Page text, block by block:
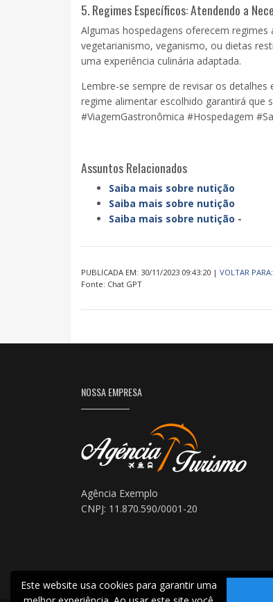
5. Regimes Específicos: Atendendo a
Algumas hospedagens oferecem
vegetarianismo, veganismo, ou dietas
uma experiência culinária adaptada.
Lembre-se sempre de revisar os
regime alimentar escolhido garantirá que
#ViagemGastronômica #Hospedagem
Assuntos Relacionados
Saiba mais sobre nutição
Saiba mais sobre nutição
Saiba mais sobre nutição -
PUBLICADA EM: 30/11/2023 09:43:20 | VOLTAR
Fonte: Chat GPT
NOSSA EMPRESA
Agência Exemplo
CNPJ: 11.870.590/0001-20
Este website usa cookies para garantir uma